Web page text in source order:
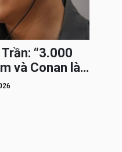
“3.000
và Conan là